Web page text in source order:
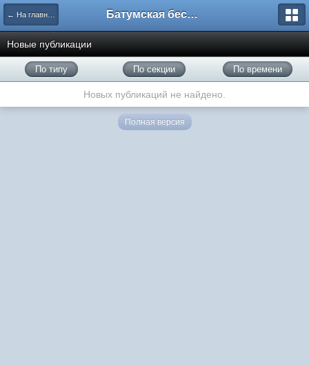
← На главную Батумская беседка
Новые публикации
По типу По секции По времени
Новых публикаций не найдено.
Полная версия